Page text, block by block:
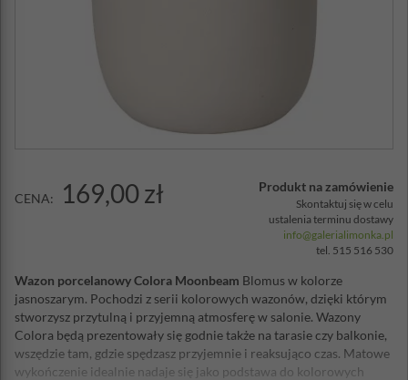
CENA: 169,00 zł Produkt na zamówienie
Skontaktuj się w celu
ustalenia terminu dostawy
info@galerialimonka.pl
tel. 515 516 530
Wazon porcelanowy Colora Moonbeam Blomus w kolorze
jasnoszarym. Pochodzi z serii kolorowych wazonów, dzięki którym
stworzysz przytulną i przyjemną atmosferę w salonie. Wazony
Colora będą prezentowały się godnie także na tarasie czy balkonie,
wszędzie tam, gdzie spędzasz przyjemnie i reaksująco czas. Matowe
wykończenie idealnie nadaje się jako podstawa do kolorowych